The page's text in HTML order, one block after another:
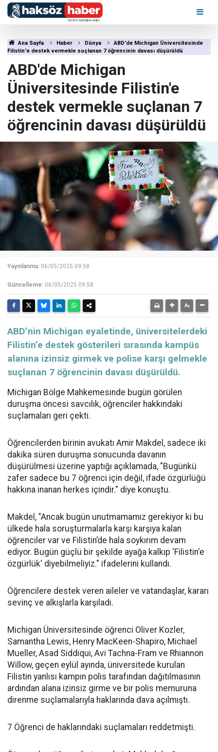
Ana Sayfa Haber Dünya
ABD'de Michigan Üniversitesinde
Filistin'e destek vermekle suçlanan 7 öğrencinin davası düşürüldü
ABD'de Michigan
Üniversitesinde Filistin'e
destek vermekle suçlanan 7
öğrencinin davası düşürüldü
Yayınlanma: 06/05/2025 09:58
Güncelleme: 06/05/2025 09:58
ABD’nin Michigan eyaletinde, üniversitelerdeki
Filistin’e destek gösterileri sırasında kampüs
alanına izinsiz girmek ve polise karşı gelmekle
suçlanan 7 öğrencinin davası düşürüldü.
Michigan Bölge Mahkemesinde bugün görülen
duruşma öncesi savcılık, öğrenciler hakkındaki
suçlamaları geri çekti.
Öğrencilerden birinin avukatı Amir Makdel, sadece iki
dakika süren duruşma sonucunda davanın
düşürülmesi üzerine yaptığı açıklamada, "Bugünkü
zafer sadece bu 7 öğrenci için değil, ifade özgürlüğü
hakkına inanan herkes içindir." diye konuştu.
Makdel, "Ancak bugün unutmamamız gerekiyor ki bu
ülkede hala soruşturmalarla karşı karşıya kalan
öğrenciler var ve Filistin’de hala soykırım devam
ediyor. Bugün güçlü bir şekilde ayağa kalkıp 'Filistin'e
özgürlük' diyebilmeliyiz." ifadelerini kullandı.
Öğrencilere destek veren aileler ve vatandaşlar, kararı
sevinç ve alkışlarla karşıladı.
Michigan Üniversitesinde öğrenci Oliver Kozler,
Samantha Lewis, Henry MacKeen-Shapiro, Michael
Mueller, Asad Siddiqui, Avi Tachna-Fram ve Rhiannon
Willow, geçen eylül ayında, üniversitede kurulan
Filistin yanlısı kampın polis tarafından dağıtılmasının
ardından alana izinsiz girme ve bir polis memuruna
direnme suçlamalarıyla haklarında dava açılmıştı.
7 Öğrenci de haklarındaki suçlamaları reddetmişti.